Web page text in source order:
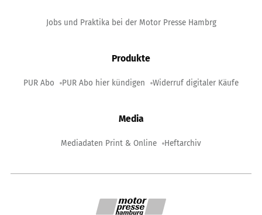
Jobs und Praktika bei der Motor Presse Hambrg
Produkte
PUR Abo PUR Abo hier kündigen Widerruf digitaler Käufe
Media
Mediadaten Print & Online Heftarchiv